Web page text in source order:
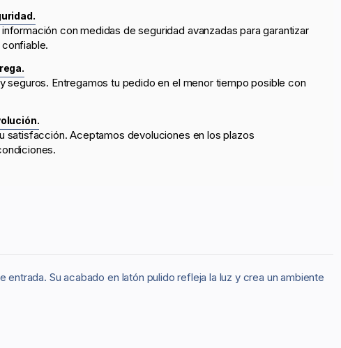
con medidas de seguridad avanzadas para garantizar
seguros. Entregamos tu pedido en el menor tiempo posible con
satisfacción. Aceptamos devoluciones en los plazos
Su acabado en latón pulido refleja la luz y crea un ambiente